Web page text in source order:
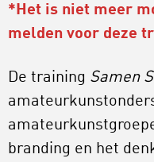
*Het is niet meer
melden voor deze
De training Samen
branding en het